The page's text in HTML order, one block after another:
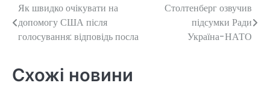
Навігація
записів
Як швидко очікувати на
допомогу США після
голосування: відповідь посла
Столтенберг озвучив
підсумки Ради
Україна-НАТО
Схожі новини